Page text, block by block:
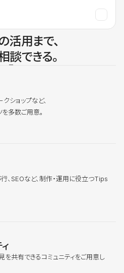
活用まで、
談できる。
ショップなど、
多数ご用意。
、SEOなど、制作・運用に役立つTips
共有できるコミュニティをご用意し